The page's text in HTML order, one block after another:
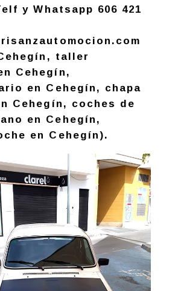
y Whatsapp 606 421
taller
Cehegín,
en Cehegín, chapa
Cehegín, coches de
en Cehegín,
en Cehegín).